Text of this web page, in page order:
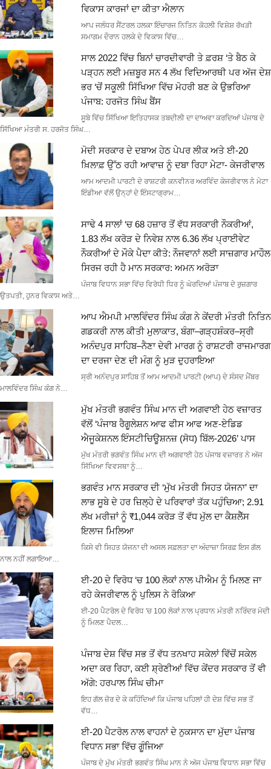
ਵਿਕਾਸ ਕਾਰਜਾਂ ਦਾ ਕੀਤਾ ਐਲਾਨ
ਆਪ ਜਲੰਧਰ ਸੈਂਟਰਲ ਹਲਕਾ ਇੰਚਾਰਜ ਨਿਤਿਨ ਕੋਹਲੀ ਵਿਸ਼ੇਸ਼ ਰੱਖੜੀ
ਸਮਾਗਮ ਦੌਰਾਨ ਹਲਕੇ ਦੇ ਵਿਕਾਸ ਵਿੱਚ…
ਸਾਲ 2022 ਵਿੱਚ ਬਿਨਾਂ ਚਾਰਦੀਵਾਰੀ ਤੇ ਫ਼ਰਸ਼ ‘ਤੇ ਬੈਠ ਕੇ
ਪੜ੍ਹਨ ਲਈ ਮਜ਼ਬੂਰ ਸਨ 4 ਲੱਖ ਵਿਦਿਆਰਥੀ ਪਰ ਅੱਜ ਦੇਸ਼
ਭਰ ‘ਚੋਂ ਸਕੂਲੀ ਸਿੱਖਿਆ ਵਿੱਚ ਮੋਹਰੀ ਬਣ ਕੇ ਉਭਰਿਆ
ਪੰਜਾਬ: ਹਰਜੋਤ ਸਿੰਘ ਬੈਂਸ
ਸੂਬੇ ਵਿੱਚ ਸਿੱਖਿਆ ਇਤਿਹਾਸਕ ਤਬਦੀਲੀ ਦਾ ਦਾਅਵਾ ਕਰਦਿਆਂ ਪੰਜਾਬ ਦੇ
ਸਿੱਖਿਆ ਮੰਤਰੀ ਸ. ਹਰਜੋਤ ਸਿੰਘ…
ਮੋਦੀ ਸਰਕਾਰ ਦੇ ਦਬਾਅ ਹੇਠ ਪੇਪਰ ਲੀਕ ਅਤੇ ਈ-20
ਖ਼ਿਲਾਫ਼ ਉੱਠ ਰਹੀ ਆਵਾਜ਼ ਨੂੰ ਦਬਾ ਰਿਹਾ ਮੇਟਾ- ਕੇਜਰੀਵਾਲ
ਆਮ ਆਦਮੀ ਪਾਰਟੀ ਦੇ ਰਾਸ਼ਟਰੀ ਕਨਵੀਨਰ ਅਰਵਿੰਦ ਕੇਜਰੀਵਾਲ ਨੇ ਮੇਟਾ
ਇੰਡੀਆ ਵੱਲੋਂ ਉਨ੍ਹਾਂ ਦੇ ਇੰਸਟਾਗ੍ਰਾਮ…
ਸਾਢੇ 4 ਸਾਲਾਂ ‘ਚ 68 ਹਜ਼ਾਰ ਤੋਂ ਵੱਧ ਸਰਕਾਰੀ ਨੌਕਰੀਆਂ,
1.83 ਲੱਖ ਕਰੋੜ ਦੇ ਨਿਵੇਸ਼ ਨਾਲ 6.36 ਲੱਖ ਪ੍ਰਾਈਵੇਟ
ਨੌਕਰੀਆਂ ਦੇ ਮੌਕੇ ਪੈਦਾ ਕੀਤੇ: ਨੌਜਵਾਨਾਂ ਲਈ ਸਾਜ਼ਗਾਰ ਮਾਹੌਲ
ਸਿਰਜ ਰਹੀ ਹੈ ਮਾਨ ਸਰਕਾਰ: ਅਮਨ ਅਰੋੜਾ
ਪੰਜਾਬ ਵਿਧਾਨ ਸਭਾ ਵਿੱਚ ਵਿਰੋਧੀ ਧਿਰ ਨੂੰ ਘੇਰਦਿਆਂ ਪੰਜਾਬ ਦੇ ਰੁਜ਼ਗਾਰ
ਉਤਪਤੀ, ਹੁਨਰ ਵਿਕਾਸ ਅਤੇ…
ਆਪ ਐਮਪੀ ਮਾਲਵਿੰਦਰ ਸਿੰਘ ਕੰਗ ਨੇ ਕੇਂਦਰੀ ਮੰਤਰੀ ਨਿਤਿਨ
ਗਡਕਰੀ ਨਾਲ ਕੀਤੀ ਮੁਲਾਕਾਤ, ਬੰਗਾ–ਗੜ੍ਹਸ਼ੰਕਰ–ਸ੍ਰੀ
ਅਨੰਦਪੁਰ ਸਾਹਿਬ–ਨੈਣਾ ਦੇਵੀ ਮਾਰਗ ਨੂੰ ਰਾਸ਼ਟਰੀ ਰਾਜਮਾਰਗ
ਦਾ ਦਰਜਾ ਦੇਣ ਦੀ ਮੰਗ ਨੂੰ ਮੁੜ ਦੁਹਰਾਇਆ
ਸ੍ਰੀ ਅਨੰਦਪੁਰ ਸਾਹਿਬ ਤੋਂ ਆਮ ਆਦਮੀ ਪਾਰਟੀ (ਆਪ) ਦੇ ਸੰਸਦ ਮੈਂਬਰ
ਮਾਲਵਿੰਦਰ ਸਿੰਘ ਕੰਗ ਨੇ…
ਮੁੱਖ ਮੰਤਰੀ ਭਗਵੰਤ ਸਿੰਘ ਮਾਨ ਦੀ ਅਗਵਾਈ ਹੇਠ ਵਜ਼ਾਰਤ
ਵੱਲੋਂ ‘ਪੰਜਾਬ ਰੈਗੂਲੇਸ਼ਨ ਆਫ ਫੀਸ ਆਫ ਅਣ-ਏਡਿਡ
ਐਜੂਕੇਸ਼ਨਲ ਇੰਸਟੀਚਿਊਸ਼ਨਜ਼ (ਸੋਧ) ਬਿੱਲ-2026’ ਪਾਸ
ਮੁੱਖ ਮੰਤਰੀ ਭਗਵੰਤ ਸਿੰਘ ਮਾਨ ਦੀ ਅਗਵਾਈ ਹੇਠ ਪੰਜਾਬ ਵਜ਼ਾਰਤ ਨੇ ਅੱਜ
ਸਿੱਖਿਆ ਵਿਵਸਥਾ ਨੂੰ…
ਭਗਵੰਤ ਮਾਨ ਸਰਕਾਰ ਦੀ ‘ਮੁੱਖ ਮੰਤਰੀ ਸਿਹਤ ਯੋਜਨਾ’ ਦਾ
ਲਾਭ ਸੂਬੇ ਦੇ ਹਰ ਜ਼ਿਲ੍ਹੇ ਦੇ ਪਰਿਵਾਰਾਂ ਤੱਕ ਪਹੁੰਚਿਆ; 2.91
ਲੱਖ ਮਰੀਜ਼ਾਂ ਨੂੰ ₹1,044 ਕਰੋੜ ਤੋਂ ਵੱਧ ਮੁੱਲ ਦਾ ਕੈਸ਼ਲੈੱਸ
ਇਲਾਜ ਮਿਲਿਆ
ਕਿਸੇ ਵੀ ਸਿਹਤ ਯੋਜਨਾ ਦੀ ਅਸਲ ਸਫ਼ਲਤਾ ਦਾ ਅੰਦਾਜ਼ਾ ਸਿਰਫ਼ ਇਸ ਗੱਲ
ਨਾਲ ਨਹੀਂ ਲਗਾਇਆ…
ਈ-20 ਦੇ ਵਿਰੋਧ ‘ਚ 100 ਲੋਕਾਂ ਨਾਲ ਪੀਐਮ ਨੂੰ ਮਿਲਣ ਜਾ
ਰਹੇ ਕੇਜਰੀਵਾਲ ਨੂੰ ਪੁਲਿਸ ਨੇ ਰੋਕਿਆ
ਈ-20 ਪੈਟਰੋਲ ਦੇ ਵਿਰੋਧ 'ਚ 100 ਲੋਕਾਂ ਨਾਲ ਪ੍ਰਧਾਨ ਮੰਤਰੀ ਨਰਿੰਦਰ ਮੋਦੀ
ਨੂੰ ਮਿਲਣ ਪੈਦਲ…
ਪੰਜਾਬ ਦੇਸ਼ ਵਿੱਚ ਸਭ ਤੋਂ ਵੱਧ ਤਨਖਾਹ ਸਕੇਲਾਂ ਵਿੱਚੋਂ ਸਕੇਲ
ਅਦਾ ਕਰ ਰਿਹਾ, ਕਈ ਸ਼੍ਰੇਣੀਆਂ ਵਿੱਚ ਕੇਂਦਰ ਸਰਕਾਰ ਤੋਂ ਵੀ
ਅੱਗੇ: ਹਰਪਾਲ ਸਿੰਘ ਚੀਮਾ
ਇਹ ਗੱਲ ਜ਼ੋਰ ਦੇ ਕੇ ਕਹਿੰਦਿਆਂ ਕਿ ਪੰਜਾਬ ਪਹਿਲਾਂ ਹੀ ਦੇਸ਼ ਵਿੱਚ ਸਭ ਤੋਂ
ਵੱਧ…
ਈ-20 ਪੈਟਰੋਲ ਨਾਲ ਵਾਹਨਾਂ ਦੇ ਨੁਕਸਾਨ ਦਾ ਮੁੱਦਾ ਪੰਜਾਬ
ਵਿਧਾਨ ਸਭਾ ਵਿੱਚ ਗੂੰਜਿਆ
ਪੰਜਾਬ ਦੇ ਮੁੱਖ ਮੰਤਰੀ ਭਗਵੰਤ ਸਿੰਘ ਮਾਨ ਨੇ ਅੱਜ ਪੰਜਾਬ ਵਿਧਾਨ ਸਭਾ ਵਿੱਚ